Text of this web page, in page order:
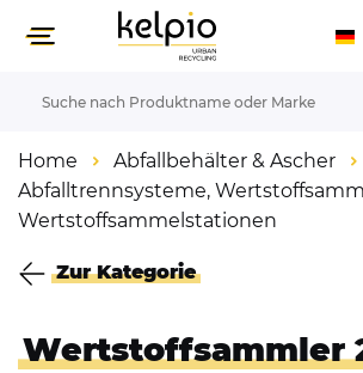
Home
Abfallbehälter & Ascher
Abfalltrennsysteme,
Wertstoffsammelstationen
Zur Kategorie
Wertstoffsammler